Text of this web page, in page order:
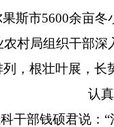
斯市5600余亩冬
村局组织干部深
，根壮叶展，
认
干部钱硕君说： “